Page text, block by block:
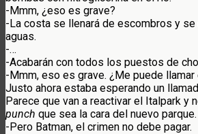
-Mmm, ¿eso es grave?
-La costa se llenará de escombros y se
aguas.
-…
-Acabarán con todos los puestos de
-Mmm, eso es grave. ¿Me puede llamar
Justo ahora estaba esperando un
Parece que van a reactivar el Italpark y
punch que sea la cara del nuevo parque.
-Pero Batman, el crimen no debe pagar.